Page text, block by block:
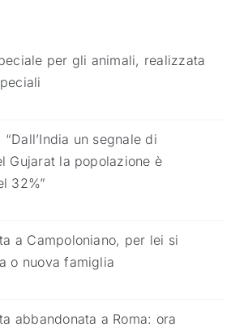
per gli animali, realizzata
“Dall’India un segnale di
Gujarat la popolazione è
32%”
a Campoloniano, per lei si
o nuova famiglia
abbandonata a Roma: ora